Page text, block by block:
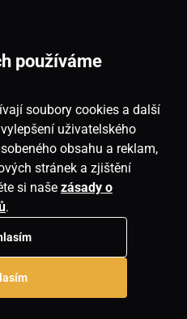
osobních údajů
používáme
soubory cookies a další
uživatelského
obsahu a reklam,
stránek a zjištění
si naše zásady o
.